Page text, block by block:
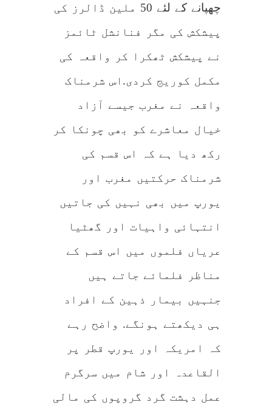
چھپانے کے لئے 50 ملین ڈالرز کی
پیشکش کی مگر فنانشل ٹائمز
نے پیشکش ٹھکرا کر واقعہ کی
مکمل کوریج کردی.اس شرمناک
واقعہ نے مغرب جیسے آزاد
خیال معاشرے کو بھی چونکا کر
رکھ دیا ہے کہ اس قسم کی
شرمناک حرکتیں مغرب اور
یورپ میں بھی نہیں کی جاتیں
انتہائی واہیات اور گھٹیا
عریاں فلموں میں اس قسم کے
مناظر فلمائے جاتے ہیں
جنہیں بیمار ذہین کے افراد
ہی دیکھتے ہونگے. واضح رہے
کہ امریکہ اور یورپ قطر پر
القاعدہ اور شام میں سرگرم
عمل دہشت گرد گروپوں کی مالی